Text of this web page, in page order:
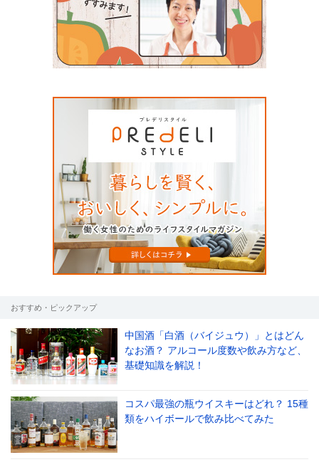
おすすめ・ピックアップ
中国酒「白酒（バイジュウ）」とはどん
なお酒？ アルコール度数や飲み方など、
基礎知識を解説！
コスパ最強の瓶ウイスキーはどれ？ 15種
類をハイボールで飲み比べてみた